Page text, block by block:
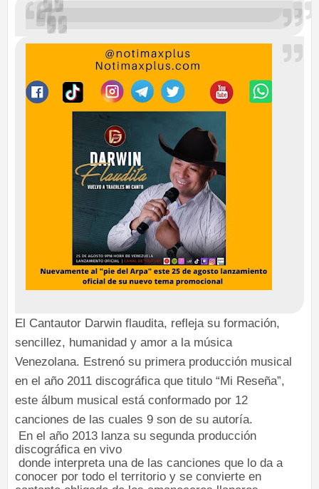
El Cantautor Darwin flaudita, refleja su formación,
sencillez, humanidad y amor a la música
Venezolana. Estrenó su primera producción musical
en el año 2011 discográfica que titulo “Mi Reseña”,
este álbum musical está conformado por 12
canciones de las cuales 9 son de su autoría.
En el año 2013 lanza su segunda producción
discográfica en vivo
donde interpreta una de las canciones que lo da a
conocer por todo el territorio y se convierte en